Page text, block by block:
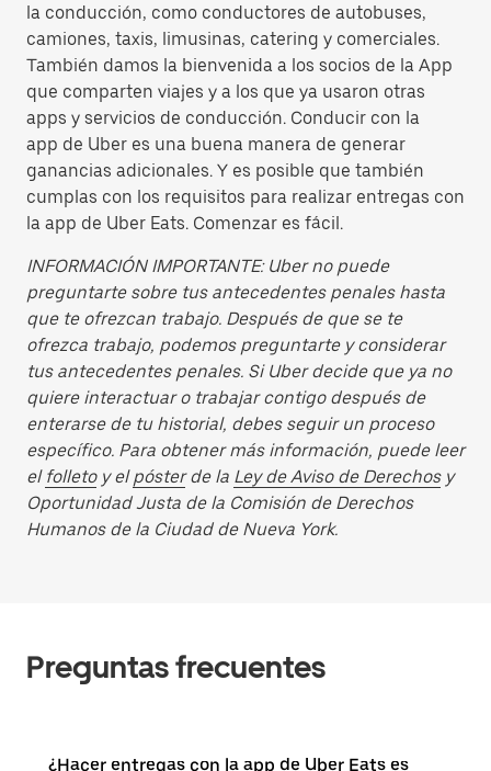
la conducción, como conductores de autobuses,
camiones, taxis, limusinas, catering y comerciales.
También damos la bienvenida a los socios de la App
que comparten viajes y a los que ya usaron otras
apps y servicios de conducción. Conducir con la
app de Uber es una buena manera de generar
ganancias adicionales. Y es posible que también
cumplas con los requisitos para realizar entregas con
la app de Uber Eats. Comenzar es fácil.
INFORMACIÓN IMPORTANTE: Uber no puede
preguntarte sobre tus antecedentes penales hasta
que te ofrezcan trabajo. Después de que se te
ofrezca trabajo, podemos preguntarte y considerar
tus antecedentes penales. Si Uber decide que ya no
quiere interactuar o trabajar contigo después de
enterarse de tu historial, debes seguir un proceso
específico. Para obtener más información, puede leer
el folletoy elpósterde la Ley de Aviso de Derechosy
Oportunidad Justa de la Comisión de Derechos
Humanos de la Ciudad de Nueva York.
Preguntas frecuentes
¿Hacer entregas con la app de Uber Eats es